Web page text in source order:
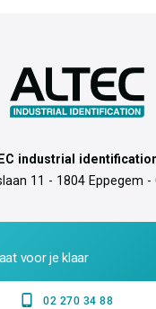
industrial
11 - 1804 Eppegem -
voor je klaar
02 270 34 88